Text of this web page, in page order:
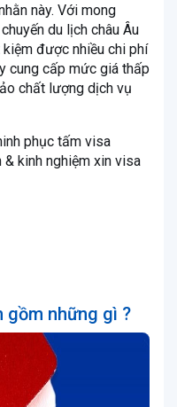
này. Với mong
du lịch châu Âu
được nhiều chi phí
cung cấp mức giá thấp
chất lượng dịch vụ
phục tấm visa
kinh nghiệm xin visa
gồm những gì ?